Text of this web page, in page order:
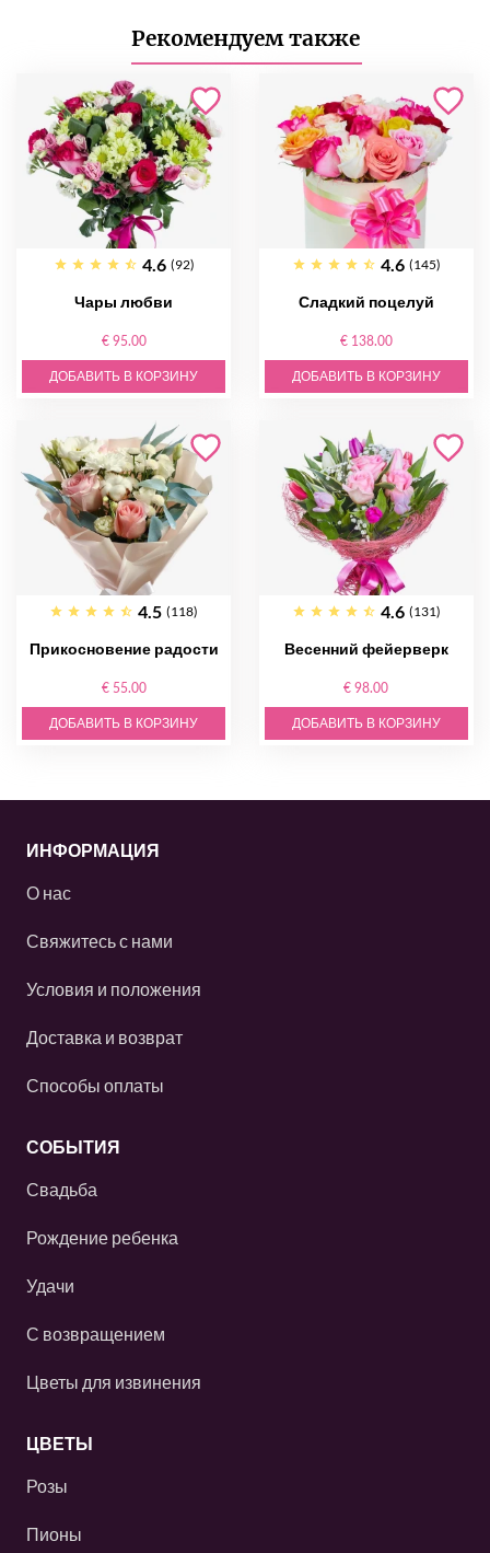
Рекомендуем также
4.6 (92)
Чары любви
€ 95.00
ДОБАВИТЬ В КОРЗИНУ
4.6 (145)
Сладкий поцелуй
€ 138.00
ДОБАВИТЬ В КОРЗИНУ
4.5 (118)
Прикосновение радости
€ 55.00
ДОБАВИТЬ В КОРЗИНУ
4.6 (131)
Весенний фейерверк
€ 98.00
ДОБАВИТЬ В КОРЗИНУ
ИНФОРМАЦИЯ
О нас
Свяжитесь с нами
Условия и положения
Доставка и возврат
Способы оплаты
СОБЫТИЯ
Свадьба
Рождение ребенка
Удачи
С возвращением
Цветы для извинения
ЦВЕТЫ
Розы
Пионы